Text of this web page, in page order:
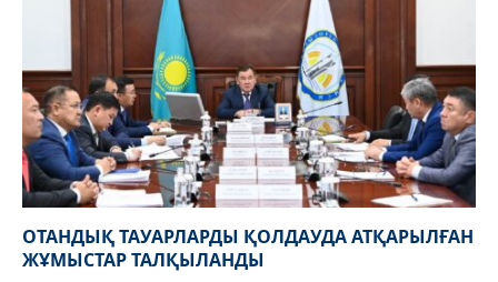
ОТАНДЫҚ ТАУАРЛАРДЫ ҚОЛДАУДА АТҚАРЫЛҒАН
ЖҰМЫСТАР ТАЛҚЫЛАНДЫ